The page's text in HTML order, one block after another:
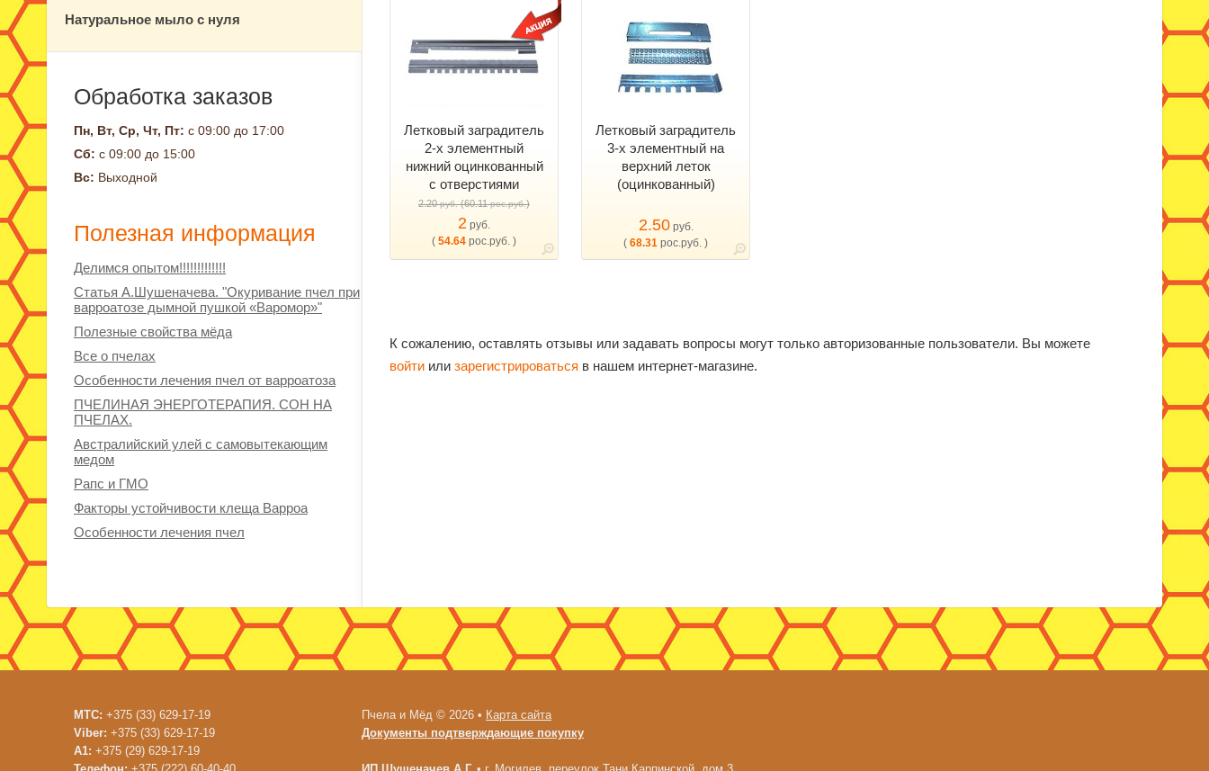
Летковый заградитель
2-х элементный
нижний оцинкованный
c отверстиями
2.20руб.(60.11рос.руб.)
2 руб.
( 54.64 рос.руб. )
Летковый заградитель
3-х элементный на
верхний леток
(оцинкованный)
2.50руб.
( 68.31 рос.руб. )
К сожалению, оставлять отзывы или задавать вопросы могут только авторизованные пользователи. Вы можете
войти или зарегистрироваться в нашем интернет-магазине.
Натуральное мыло с нуля
Обработка заказов
Пн, Вт, Ср, Чт, Пт: с 09:00 до 17:00
Сб: с 09:00 до 15:00
Вс: Выходной
Полезная информация
Делимся опытом!!!!!!!!!!!!!
Статья А.Шушеначева. "Окуривание пчел при
варроатозе дымной пушкой «Варомор»"
Полезные свойства мёда
Все о пчелах
Особенности лечения пчел от варроатоза
ПЧЕЛИНАЯ ЭНЕРГОТЕРАПИЯ. СОН НА
ПЧЕЛАХ.
Австралийский улей с самовытекающим
медом
Рапс и ГМО
Факторы устойчивости клеща Варроа
Особенности лечения пчел
МТС: +375 (33) 629-17-19
Viber: +375 (33) 629-17-19
A1: +375 (29) 629-17-19
Пчела и Мёд © 2026 • Карта сайта
Документы подтверждающие покупку